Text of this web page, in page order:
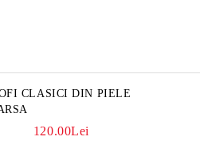
CLASICI DIN PIELE
120.00Lei